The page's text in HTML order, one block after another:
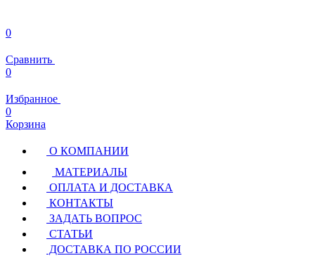
0
Сравнить
0
Избранное
0
Корзина
О КОМПАНИИ
МАТЕРИАЛЫ
ОПЛАТА И ДОСТАВКА
КОНТАКТЫ
ЗАДАТЬ ВОПРОС
СТАТЬИ
ДОСТАВКА ПО РОССИИ